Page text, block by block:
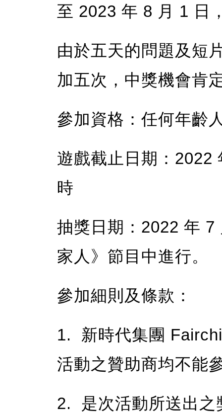
至 2023 年 8 月 1 日
由於五天的問題及短
加五次，中獎機會肯
參加資格：任何年齡
遊戲截止日期：2022
時
抽獎日期：2022 年
家人》節目中進行。
參加細則及條款：
1. 新時代集團
活動之贊助商均不能
2. 是次活動所送出之